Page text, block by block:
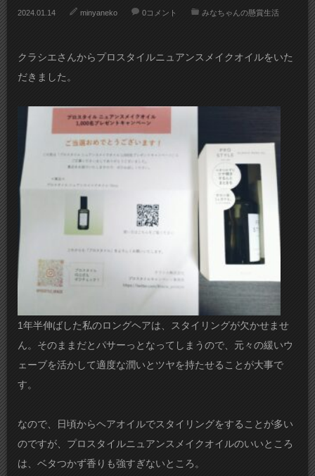
2024.01.14 minyaneko 0コメント みなちゃんの懸賞生活
クラシエさんからプロスタイルニュアンスメイクオイルをいた
だきました。
1年半伸ばした私のロングヘアは、スタイリングが欠かせませ
ん。そのままだとパサーっとなってしまうので、元々の緩いウ
ェーブを活かして適度な潤いとツヤを持たせることが大事で
す。
なので、日頃からヘアオイルでスタイリングをすることが多い
のですが、プロスタイルニュアンスメイクオイルのいいところ
は、ベタつかず香りも強すぎないところ。